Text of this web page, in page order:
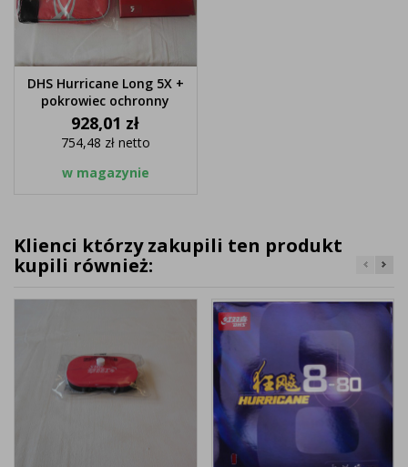
DHS Hurricane Long 5X +
pokrowiec ochronny
Cena
928,01 zł
754,48 zł netto
w magazynie
Klienci którzy zakupili ten produkt
kupili również: